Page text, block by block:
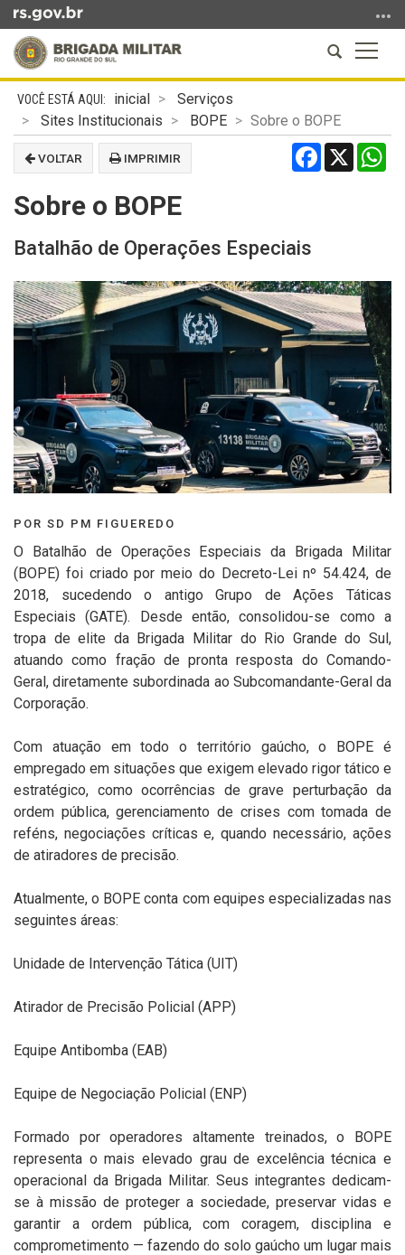
para
conteúdo
para
menu
para
busca
a
Abrir
a
Início
conteúdo
inicial
Serviços
Sites Institucionais
BOPE Sobre o BOPE
VOLTAR IMPRIMIR Facebook
X
Sobre o BOPE
Batalhão de Operações Especiais
POR SD PM FIGUEREDO
O Batalhão de Operações Especiais da Brigada Militar
(BOPE) foi criado por meio do Decreto-Lei nº 54.424, de
2018, sucedendo o antigo Grupo de Ações Táticas
Especiais (GATE). Desde então, consolidou-se como a
tropa de elite da Brigada Militar do Rio Grande do Sul,
atuando como fração de pronta resposta do Comando-
Geral, diretamente subordinada ao Subcomandante-Geral da
Corporação.
Com atuação em todo o território gaúcho, o BOPE é
empregado em situações que exigem elevado rigor tático e
estratégico, como ocorrências de grave perturbação da
ordem pública, gerenciamento de crises com tomada de
reféns, negociações críticas e, quando necessário, ações
de atiradores de precisão.
Atualmente, o BOPE conta com equipes especializadas nas
seguintes áreas:
Unidade de Intervenção Tática (UIT)
Atirador de Precisão Policial (APP)
Equipe Antibomba (EAB)
Equipe de Negociação Policial (ENP)
Formado por operadores altamente treinados, o BOPE
representa o mais elevado grau de excelência técnica e
operacional da Brigada Militar. Seus integrantes dedicam-
se à missão de proteger a sociedade, preservar vidas e
garantir a ordem pública, com coragem, disciplina e
comprometimento — fazendo do solo gaúcho um lugar mais